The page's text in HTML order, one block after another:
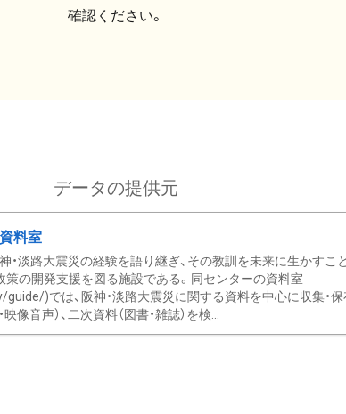
確認ください。
データの提供元
料室
・淡路大震災の経験を語り継ぎ、その教訓を未来に生かすこ
策の開発支援を図る施設である。同センターの資料室
)では、阪神・淡路大震災に関する資料を中心に収集・保
像音声）、二次資料（図書・雑誌）を検...